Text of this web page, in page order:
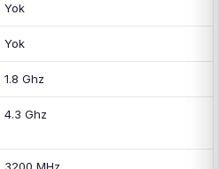
Yok
Yok
1.8 Ghz
4.3 Ghz